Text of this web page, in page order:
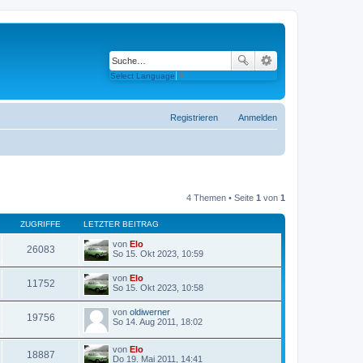
Select Language ▼
Anmelden
Registrieren
4 Themen • Seite 1 von 1
ZUGRIFFE LETZTER BEITRAG
26083 von Elo
N
u
s
t
e
r
e
So 15. Okt 2023, 10:59
11752 von Elo
N
e
s
So 15. Okt 2023, 10:58
19756 von oldiwerner
N
u
s
So 14. Aug 2011, 18:02
18887 von Elo
N
Do 19. Mai 2011, 14:41